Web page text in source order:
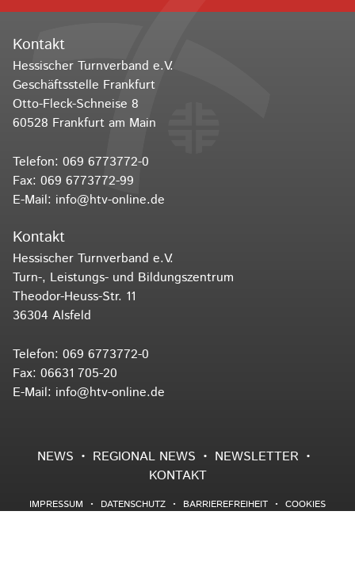
Kontakt
Hessischer Turnverband e.V.
Geschäftsstelle Frankfurt
Otto-Fleck-Schneise 8
60528 Frankfurt am Main
Telefon: 069 6773772-0
Fax: 069 6773772-99
E-Mail: info@htv-online.de
Kontakt
Hessischer Turnverband e.V.
Turn-, Leistungs- und Bildungszentrum
Theodor-Heuss-Str. 11
36304 Alsfeld
Telefon: 069 6773772-0
Fax: 06631 705-20
E-Mail: info@htv-online.de
NEWS REGIONAL NEWS
NEWSLETTER
KONTAKT
IMPRESSUM DATENSCHUTZ BARRIEREFREIHEIT COOKIES